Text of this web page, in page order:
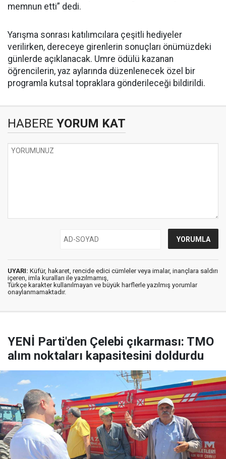
memnun etti” dedi.
Yarışma sonrası katılımcılara çeşitli hediyeler
verilirken, dereceye girenlerin sonuçları önümüzdeki
günlerde açıklanacak. Umre ödülü kazanan
öğrencilerin, yaz aylarında düzenlenecek özel bir
programla kutsal topraklara gönderileceği bildirildi.
HABERE YORUM KAT
UYARI: Küfür, hakaret, rencide edici cümleler veya imalar, inançlara saldırı
içeren, imla kuralları ile yazılmamış,
Türkçe karakter kullanılmayan ve büyük harflerle yazılmış yorumlar
onaylanmamaktadır.
YENİ Parti'den Çelebi çıkarması: TMO
alım noktaları kapasitesini doldurdu